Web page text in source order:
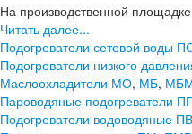
На производственной
Читать далее...
Подогреватели сетевой воды
Подогреватели низкого
Маслоохладители МО, МБ,
Пароводяные подогреватели
Подогреватели водоводяные ПВ